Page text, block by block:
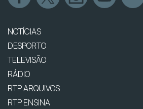
NOTÍCIAS
DESPORTO
TELEVISÃO
RÁDIO
RTP ARQUIVOS
RTP ENSINA